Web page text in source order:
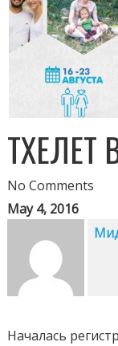
ТХЕЛЕТ
No Comments
May 4, 2016
Началась